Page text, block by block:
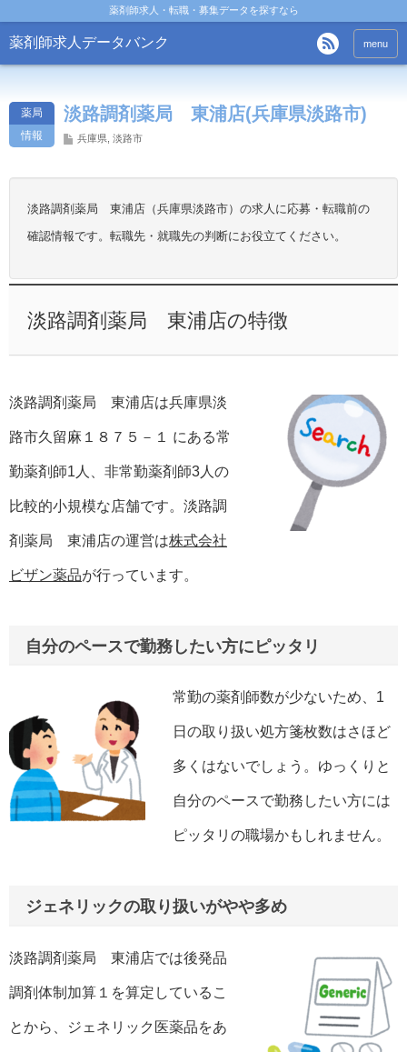
薬剤師求人・転職・募集データを探すなら
薬剤師求人データバンク menu
薬局
情報
淡路調剤薬局 東浦店(兵庫県淡路市)
兵庫県 淡路市
淡路調剤薬局 東浦店（兵庫県淡路市）の求人に応募・転職前の
確認情報です。転職先・就職先の判断にお役立てください。
淡路調剤薬局 東浦店の特徴
淡路調剤薬局 東浦店は兵庫県淡
路市久留麻１８７５－１ にある常
勤薬剤師1人、非常勤薬剤師3人の
比較的小規模な店舗です。淡路調
剤薬局 東浦店の運営は株式会社
ビザン薬品が行っています。
自分のペースで勤務したい方にピッタリ
常勤の薬剤師数が少ないため、1
日の取り扱い処方箋枚数はさほど
多くはないでしょう。ゆっくりと
自分のペースで勤務したい方には
ピッタリの職場かもしれません。
ジェネリックの取り扱いがやや多め
淡路調剤薬局 東浦店では後発品
調剤体制加算１を算定しているこ
とから、ジェネリック医薬品をあ